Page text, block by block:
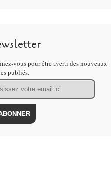
vous pour être averti des nouveaux
publiés.